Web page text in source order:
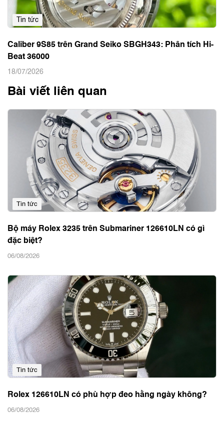
Tin tức
Caliber 9S85 trên Grand Seiko SBGH343: Phân tích Hi-
Beat 36000
18/07/2026
Bài viết liên quan
Tin tức
Bộ máy Rolex 3235 trên Submariner 126610LN có gì
đặc biệt?
06/08/2026
Tin tức
Rolex 126610LN có phù hợp đeo hằng ngày không?
06/08/2026